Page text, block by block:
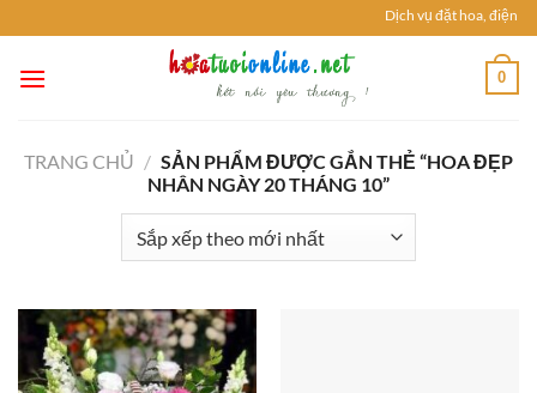
đến
nội
Dịch vụ đặt hoa, điện
0
TRANG CHỦ / SẢN PHẨM ĐƯỢC GẮN THẺ “HOA ĐẸP
NHÂN NGÀY 20 THÁNG 10”